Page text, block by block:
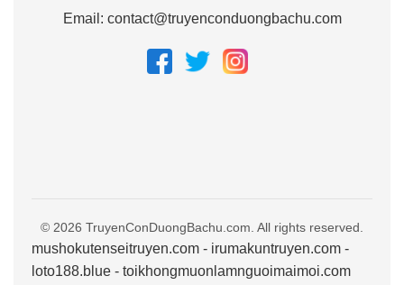
Email: contact@truyenconduongbachu.com
© 2026 TruyenConDuongBachu.com. All rights reserved.
mushokutenseitruyen.com - irumakuntruyen.com -
loto188.blue - toikhongmuonlamnguoimaimoi.com